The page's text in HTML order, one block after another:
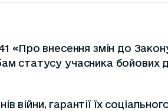
внесення змін до Закону
учасника бойових
війни, гарантії їх